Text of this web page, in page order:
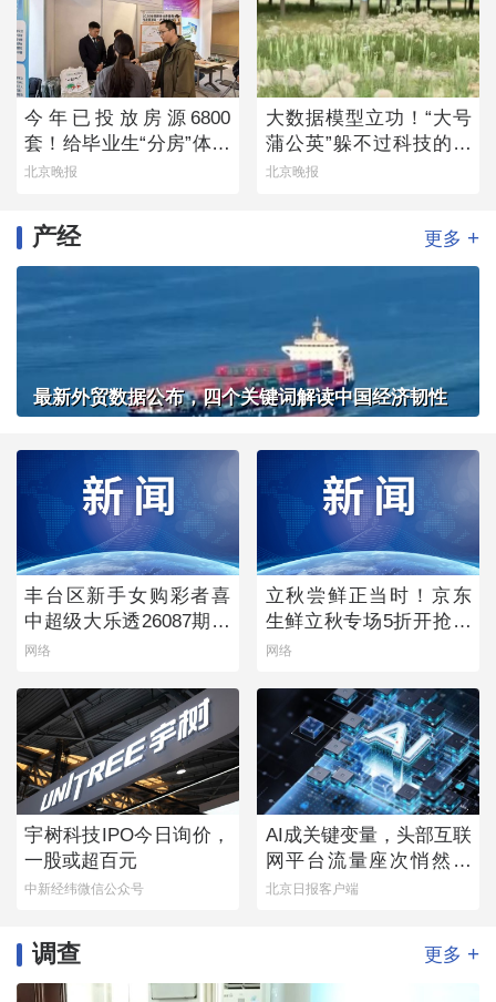
今年已投放房源6800
套！给毕业生“分房”体现
留人诚意
北京晚报
大数据模型立功！“大号
蒲公英”躲不过科技的火
眼金睛
北京晚报
产经 更多 +
最新外贸数据公布，四个关键词解读中国经济韧性
丰台区新手女购彩者喜
中超级大乐透26087期一
等奖
网络
立秋尝鲜正当时！京东
生鲜立秋专场5折开抢，
承包你的秋日餐桌
网络
宇树科技IPO今日询价，
一股或超百元
中新经纬微信公众号
AI成关键变量，头部互联
网平台流量座次悄然生
变
北京日报客户端
调查 更多 +